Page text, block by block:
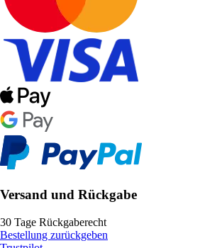
Versand und Rückgabe
30 Tage Rückgaberecht
Bestellung zurückgeben